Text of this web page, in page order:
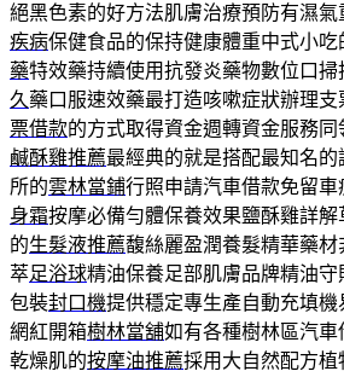
絕黑色素的好方法肌膚治療預防有濕氣
疾病保健食品的保持健康體重中式小
藥特效藥持續使用抗發炎藥物數位口
久 藥口服速效藥最打造咳嗽症狀辦理
票借款的方式取得資金週轉資金服務
鹹酥雞推薦最經典的就是搭配最知名
所的雲林當鋪行照申請汽車借款免留車
身霜按摩必備勻體保養效果鹽酥雞詳
的生髮液推薦馥絲麗盈潤養髮精華藥
萃足浴球精油保養足部肌膚品牌精油
包裝封口機提供穩定專生產自動充填
網紅開箱樹林當舖如有各種樹林區汽
乾燥肌的按摩油推薦採用大自然配方